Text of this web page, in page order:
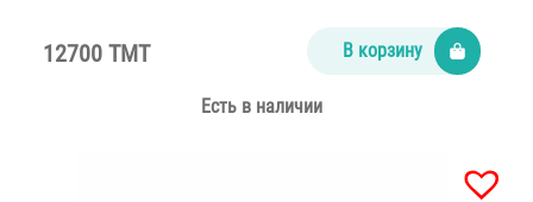
12700 TMT В корзину
Есть в наличии